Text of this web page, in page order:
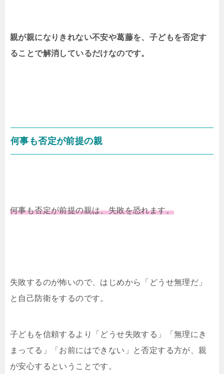
親が親になりきれない不安や葛藤を、子どもを否定す
ることで解消しているだけなのです。
何事も否定が前提の親
何事も否定が前提の親は、失敗を恐れます。
失敗するのが怖いので、はじめから「どうせ無理だ」
と自己防衛をするのです。
子どもを信頼するより「どうせ失敗する」「無理にき
まってる」「お前にはできない」と否定する方が、親
が安心するということです。